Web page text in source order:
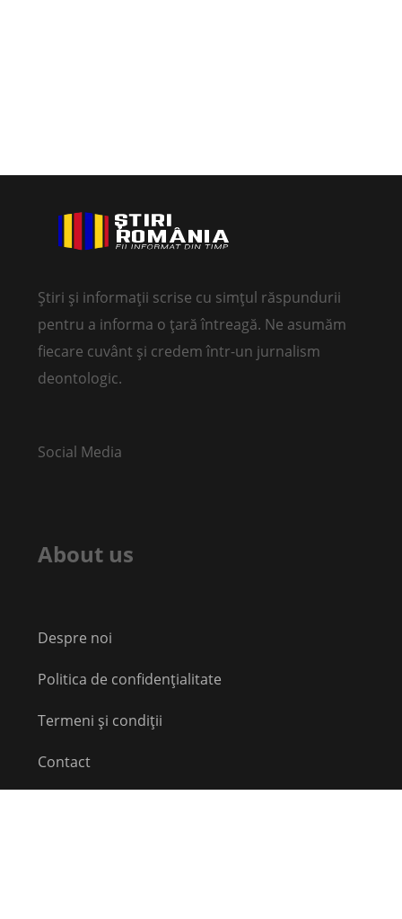
Știri și informații scrise cu simțul răspundurii
pentru a informa o țară întreagă. Ne asumăm
fiecare cuvânt și credem într-un jurnalism
deontologic.
Social Media
About us
Despre noi
Politica de confidențialitate
Termeni și condiții
Contact